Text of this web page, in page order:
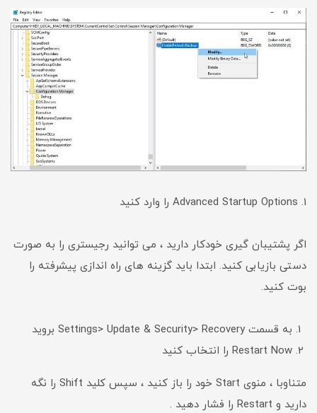
1. Advanced Startup Options را وارد کنید
اگر پشتیبان گیری خودکار دارید ، می توانید رجیستری را به صورت
دستی بازیابی کنید. ابتدا باید گزینه های راه اندازی پیشرفته را
بوت کنید.
به قسمت Settings> Update & Security> Recovery بروید
Restart Now را انتخاب کنید
متناوبا ، منوی Start خود را باز کنید ، سپس کلید Shift را نگه
دارید و Restart را فشار دهید .